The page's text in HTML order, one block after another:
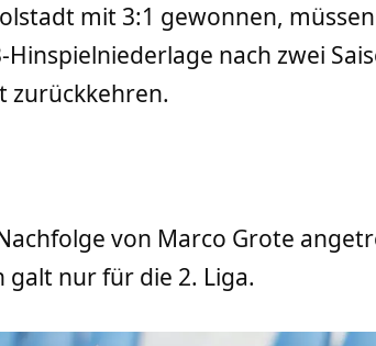
mit 3:1 gewonnen,
nach zwei
zurückkehren.
von Marco Grote
galt nur für die 2. Liga.